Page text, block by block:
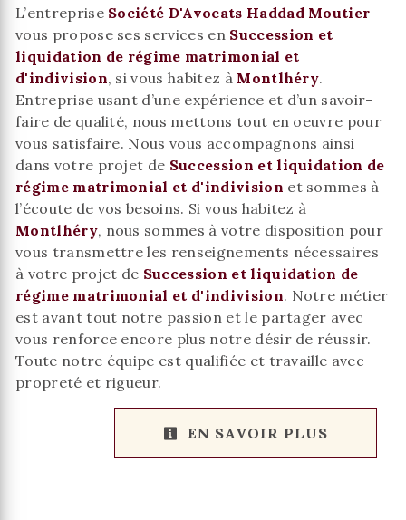
L’entreprise Société D'Avocats Haddad Moutier
vous propose ses services en Succession et
liquidation de régime matrimonial et
d'indivision, si vous habitez à Montlhéry.
Entreprise usant d’une expérience et d’un savoir-
faire de qualité, nous mettons tout en oeuvre pour
vous satisfaire. Nous vous accompagnons ainsi
dans votre projet de Succession et liquidation de
régime matrimonial et d'indivision et sommes à
l’écoute de vos besoins. Si vous habitez à
Montlhéry, nous sommes à votre disposition pour
vous transmettre les renseignements nécessaires
à votre projet de Succession et liquidation de
régime matrimonial et d'indivision. Notre métier
est avant tout notre passion et le partager avec
vous renforce encore plus notre désir de réussir.
Toute notre équipe est qualifiée et travaille avec
propreté et rigueur.
EN SAVOIR PLUS